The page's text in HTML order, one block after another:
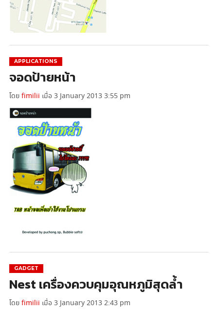
APPLICATIONS
จอดป้ายหน้า
โดยfimilii เมื่อ 3 January 2013 3:55 pm
GADGET
Nest เครื่องควบคุมอุณหภูมิสุดล้ำ
โดยfimilii เมื่อ 3 January 2013 2:43 pm